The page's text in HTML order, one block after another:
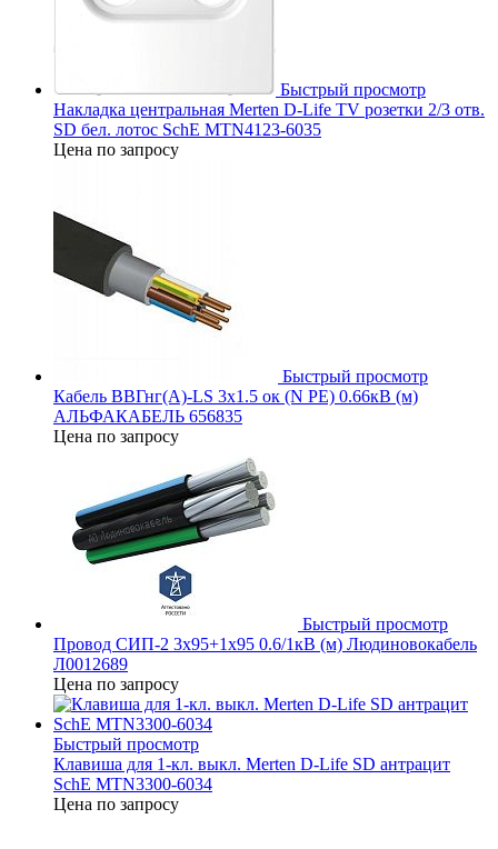
Быстрый просмотр
Накладка центральная Merten D-Life TV розетки 2/3 отв.
SD бел. лотос SchE MTN4123-6035
Цена по запросу
Быстрый просмотр
Кабель ВВГнг(А)-LS 3х1.5 ок (N PE) 0.66кВ (м)
АЛЬФАКАБЕЛЬ 656835
Цена по запросу
Быстрый просмотр
Провод СИП-2 3х95+1х95 0.6/1кВ (м) Людиновокабель
Л0012689
Цена по запросу
Быстрый просмотр
Клавиша для 1-кл. выкл. Merten D-Life SD антрацит
SchE MTN3300-6034
Цена по запросу